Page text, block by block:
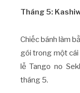
Tháng 5:
Chiếc bánh làm
gói trong một cái
lễ Tango no
tháng 5.